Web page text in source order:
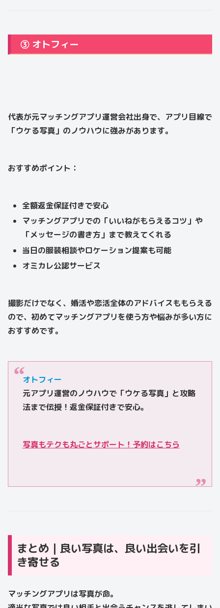
③ オトフィー
代表が元マッチングアプリ運営会社出身で、アプリ目線で
「ウケる写真」のノウハウに強みがあります。
おすすめポイント：
全額返金保証付きで安心
マッチングアプリでの「いいねがもらえるコツ」や
「メッセージの書き方」まで教えてくれる
当日の服装相談やロケーション提案も可能
オミカレ公認サービス
撮影だけでなく、婚活や恋活全体のアドバイスももらえる
ので、初めてマッチングアプリを使う方や悩みが多い方に
おすすめです。
オトフィー
元アプリ運営のノウハウで「ウケる写真」と攻略
法まで伝授！返金保証付きで安心。
写真もテクも丸ごとサポート！予約はこちら
まとめ｜良い写真は、良い出会いを引
き寄せる
マッチングアプリは写真が命。